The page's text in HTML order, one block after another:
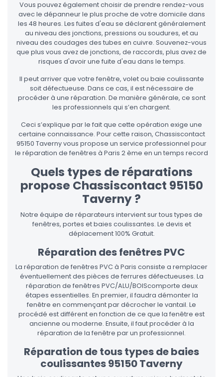
Vous pouvez également choisir de prendre rendez-vous
avec le dépanneur le plus proche de votre domicile dans
les 48 heures. Les fuites d'eau se déclarent généralement
au niveau des jonctions, pressions ou soudures, et au
niveau des coudages des tubes en cuivre. Souvenez-vous
que plus vous avez de jonctions, de raccords, plus avez de
risques d'avoir une fuite d'eau dans le temps.
Il peut arriver que votre fenêtre, volet ou baie coulissante
soit défectueuse. Dans ce cas, il est nécessaire de
procéder à une réparation. De manière générale, ce sont
les professionnels qui s’en chargent.
Ceci s’explique par le fait que cette opération exige une
certaine connaissance. Pour cette raison, Chassiscontact
95150 Taverny vous propose un service professionnel pour
le réparation de fenêtres à Paris 2 ème en un temps record
Quels types de réparations
propose Chassiscontact 95150
Taverny ?
Notre équipe de réparateurs intervient sur tous types de
fenêtres, portes et baies coulissantes. Le devis et
déplacement 100% Gratuit.
Réparation des fenêtres PVC
La réparation de fenêtres PVC à Paris consiste a remplacer
éventuellement des pièces de ferrures défectueuses. La
réparation de fenêtres PVC/ALU/BOIScomporte deux
étapes essentielles. En premier, il faudra démonter la
fenêtre en commençant par décrocher le vantail. Le
procédé est différent en fonction de ce que la fenêtre est
ancienne ou moderne. Ensuite, il faut procéder à la
réparation de la fenêtre par un professionnel.
Réparation de tous types de baies
coulissantes 95150 Taverny